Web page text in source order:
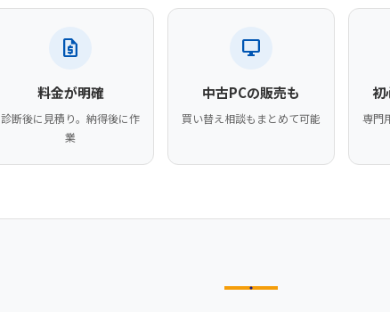
request_quote
料金が明確
診断後に見積り。納得後に作
業
desktop_windows
中古PCの販売も
買い替え相談もまとめて可能
初
専門